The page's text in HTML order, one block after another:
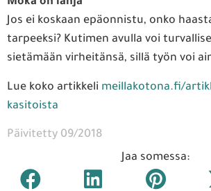
Jos ei koskaan epäonnistu, onko
tarpeeksi? Kutimen avulla voi
sietämään virheitänsä, sillä työn voi
Lue koko artikkeli meillakotona.fi/
kasitoista
Päivitetty 09/2018
Jaa somessa: